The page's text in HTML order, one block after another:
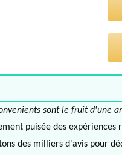
sont le fruit d'une
puisée des
des milliers d'avis pour